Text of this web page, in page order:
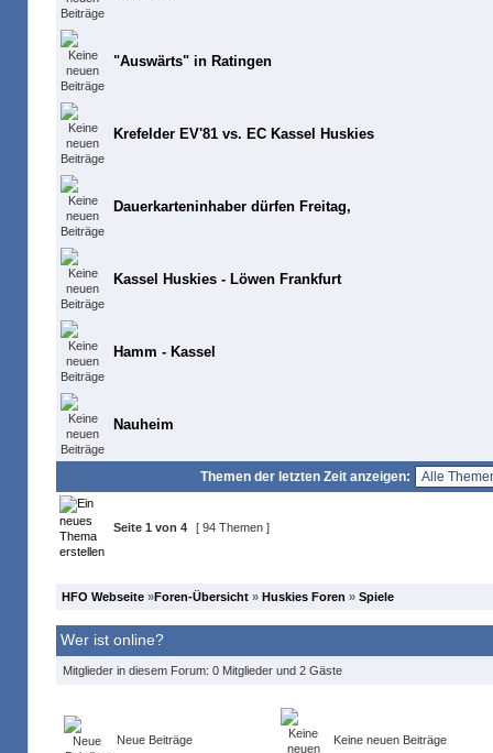
"Auswärts" in Ratingen
Krefelder EV'81 vs. EC Kassel Huskies
Dauerkarteninhaber dürfen Freitag,
Kassel Huskies - Löwen Frankfurt
Hamm - Kassel
Nauheim
Themen der letzten Zeit anzeigen:
Seite 1 von 4 [ 94 Themen ]
HFO Webseite »Foren-Übersicht » Huskies Foren » Spiele
Wer ist online?
Mitglieder in diesem Forum: 0 Mitglieder und 2 Gäste
Neue Beiträge Keine neuen Beiträge